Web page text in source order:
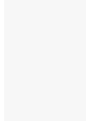
– verbotene Güter
letztlich ein
Unterstützerinnen
davonkommen.
inhaftiert wird,